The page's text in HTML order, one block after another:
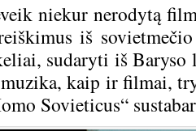
niekur nerodytą
iš
sudaryti iš Baryso
kaip ir filmai,
Sovieticus“